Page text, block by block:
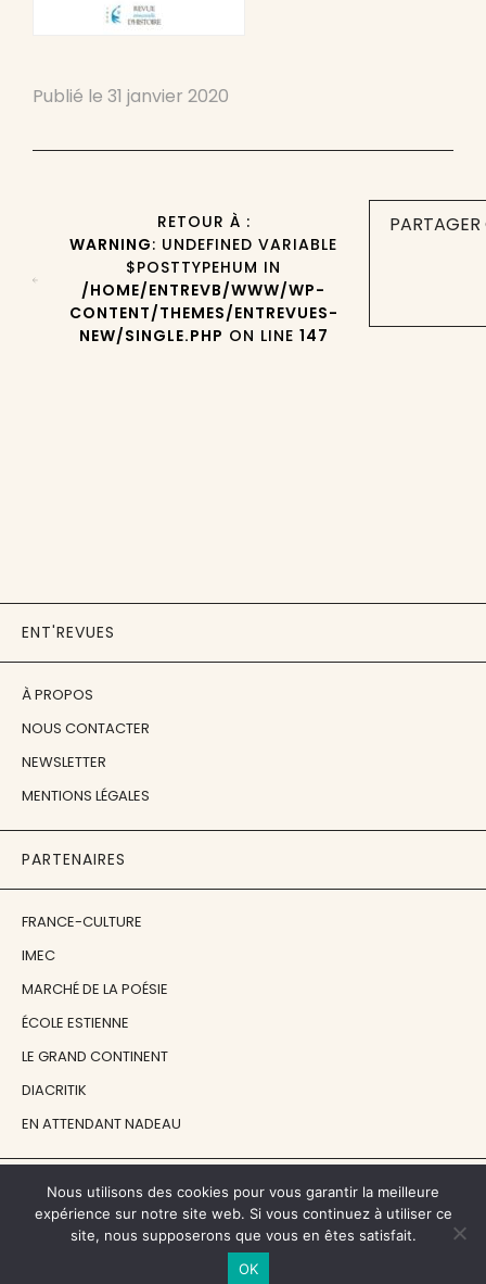
Publié le 31 janvier 2020
RETOUR À :
WARNING: UNDEFINED VARIABLE
$POSTTYPEHUM IN
/HOME/ENTREVB/WWW/WP-
CONTENT/THEMES/ENTREVUES-
NEW/SINGLE.PHP ON LINE 147
ENT'REVUES
À PROPOS
NOUS CONTACTER
NEWSLETTER
MENTIONS LÉGALES
PARTENAIRES
FRANCE-CULTURE
IMEC
MARCHÉ DE LA POÉSIE
ÉCOLE ESTIENNE
LE GRAND CONTINENT
DIACRITIK
EN ATTENDANT NADEAU
NOS SOUTIENS
CENTRE NATIONAL DU LIVRE
Nous utilisons des cookies pour vous garantir la meilleure
expérience sur notre site web. Si vous continuez à utiliser ce
site, nous supposerons que vous en êtes satisfait.
OK